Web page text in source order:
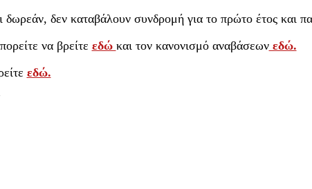
δωρεάν, δεν καταβάλουν συνδρομή για το πρώτο έτος και
να βρείτε εδώ και τον κανονισμό αναβάσεωνεδώ.
εδώ.